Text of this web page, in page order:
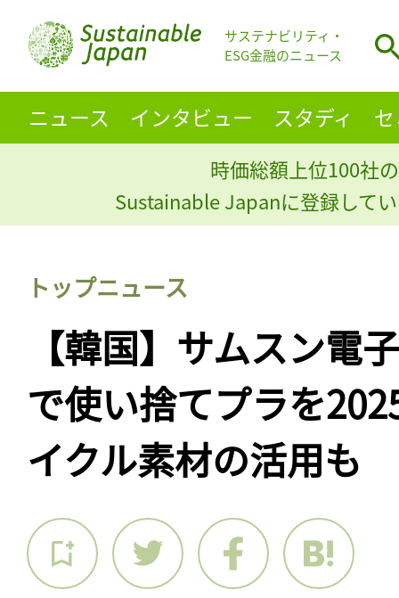
サステナビリティ・
ESG金融のニュース
ニュース インタビュー スタディ
時価総額上位100社
Sustainable Japanに登録して
トップニュース
【韓国】サムスン電
で使い捨てプラを
イクル素材の活用も